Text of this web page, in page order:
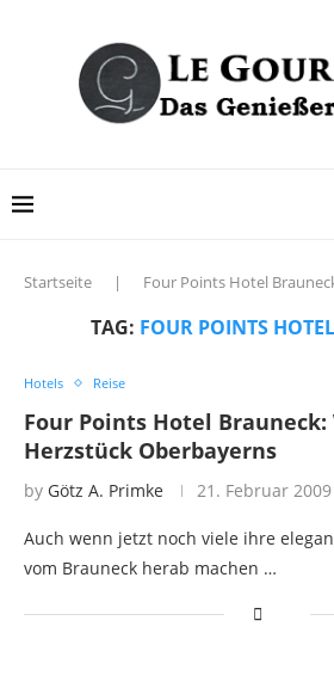
Startseite | Four Points Hotel
TAG: FOUR POINTS
Hotels Reise
Four Points Hotel
Herzstück Oberbayerns
by Götz A. Primke 21. Februar 2009
Auch wenn jetzt noch viele ihre
vom Brauneck herab machen …